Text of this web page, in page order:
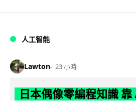
人工智能
Lawton 23 小時
日本偶像零編程知識 靠